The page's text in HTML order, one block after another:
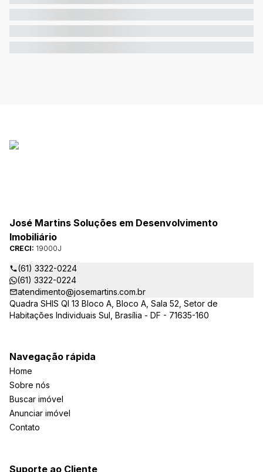
José Martins Soluções em Desenvolvimento
Imobiliário
CRECI: 19000J
(61) 3322-0224
(61) 3322-0224
atendimento@josemartins.com.br
Quadra SHIS QI 13 Bloco A, Bloco A, Sala 52, Setor de
Habitações Individuais Sul, Brasília - DF - 71635-160
Navegação rápida
Home
Sobre nós
Buscar imóvel
Anunciar imóvel
Contato
Suporte ao Cliente